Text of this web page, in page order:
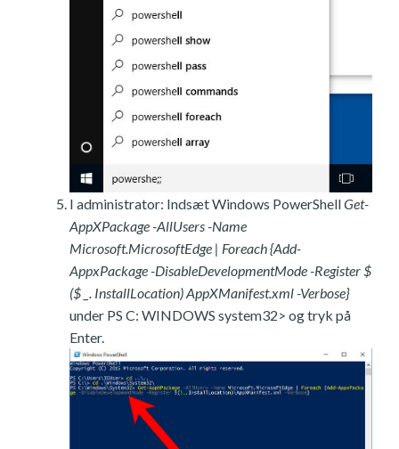
I administrator: Indsæt Windows PowerShellGet-
AppXPackage -AllUsers -Name
Microsoft.MicrosoftEdge | Foreach {Add-
AppxPackage -DisableDevelopmentMode -Register $
($ _. InstallLocation) AppXManifest.xml -Verbose}
under PS C: WINDOWS system32> og tryk på
Enter.